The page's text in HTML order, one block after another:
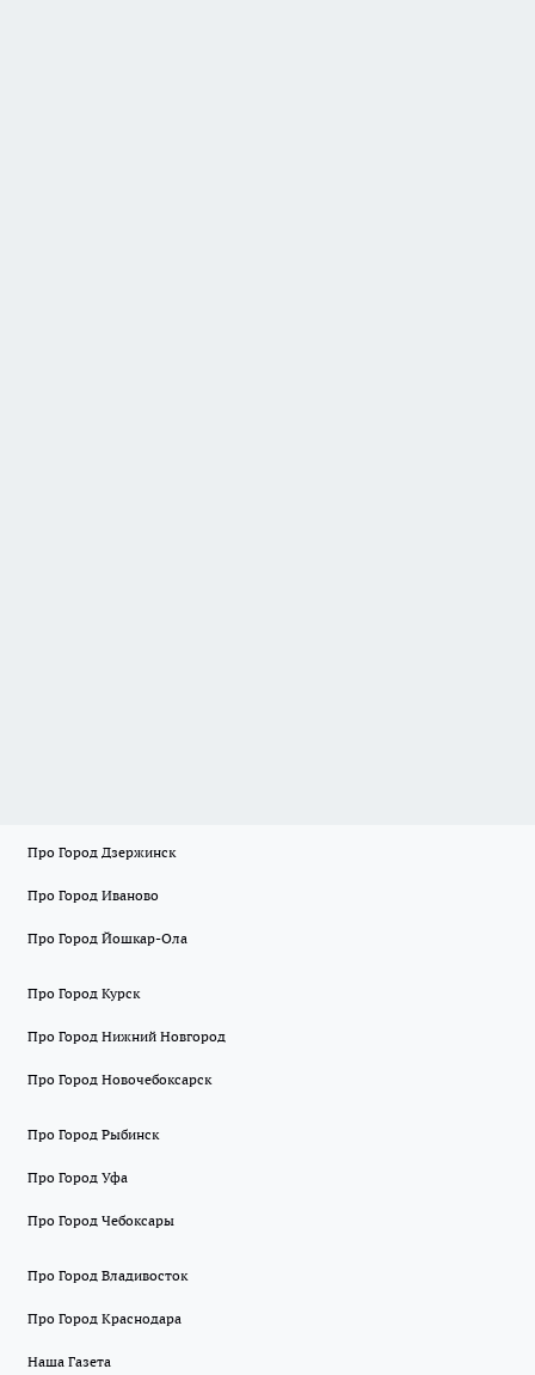
Про Город Дзержинск
Про Город Иваново
Про Город Йошкар-Ола
Про Город Курск
Про Город Нижний Новгород
Про Город Новочебоксарск
Про Город Рыбинск
Про Город Уфа
Про Город Чебоксары
Про Город Владивосток
Про Город Краснодара
Наша Газета